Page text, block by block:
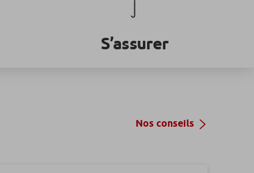
S’assurer
Nos conseils